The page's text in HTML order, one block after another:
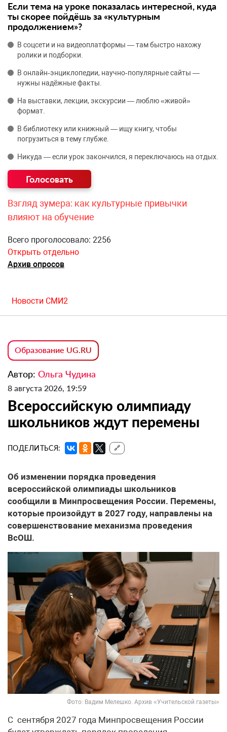
Если тема на уроке показалась интересной, куда
ты скорее пойдёшь за «культурным
продолжением»?
В соцсети и на видеоплатформы — там быстро нахожу
ролики и подборки.
В онлайн‑энциклопедии, научно‑популярные сайты —
нужны надёжные факты.
На выставки, лекции, экскурсии — люблю «живой»
формат.
В библиотеку или книжный — ищу книгу, чтобы
погрузиться в тему глубже.
Никуда — если урок закончился, я переключаюсь на отдых.
Взгляд зумера: как культурные привычки
влияют на обучение
Всего проголосовало: 2256
Открыть отдельно
Архив опросов
Новости СМИ2
Образование UG.RU
Автор: Ольга Чудина
8 августа 2026, 19:59
Всероссийскую олимпиаду
школьников ждут перемены
ПОДЕЛИТЬСЯ: 🔗
Об изменении порядка проведения
всероссийской олимпиады школьников
сообщили в Минпросвещения России. Перемены,
которые произойдут в 2027 году, направлены на
совершенствование механизма проведения
ВсОШ.
Фото: Вадим Мелешко. Архив «Учительской газеты»
С сентября 2027 года Минпросвещения России